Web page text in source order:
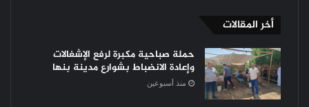
أخر المقالات
حملة صباحية مكبرة لرفع الإشغالات
وإعادة الانضباط بشوارع مدينة بنها
منذ أسبوعين